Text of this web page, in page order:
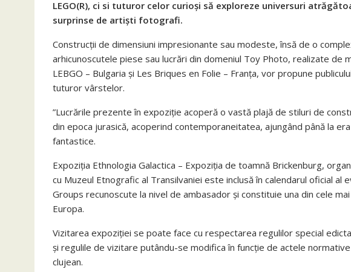
LEGO(R), ci si tuturor celor curioși să exploreze universuri
surprinse de artiști fotografi.
Construcții de dimensiuni impresionante sau modeste, însă de o
arhicunoscutele piese sau lucrări din domeniul Toy Photo, realizate de
LEBGO – Bulgaria și Les Briques en Folie – Franța, vor propune
tuturor vârstelor.
”Lucrările prezente în expoziție acoperă o vastă plajă de stiluri de
din epoca jurasică, acoperind contemporaneitatea, ajungând până la
fantastice.
Expoziția Ethnologia Galactica – Expoziția de toamnă Brickenburg,
cu Muzeul Etnografic al Transilvaniei este inclusă în calendarul oficial
Groups recunoscute la nivel de ambasador și constituie una din cele
Europa.
Vizitarea expoziției se poate face cu respectarea regulilor special
și regulile de vizitare putându-se modifica în funcție de actele
clujean.